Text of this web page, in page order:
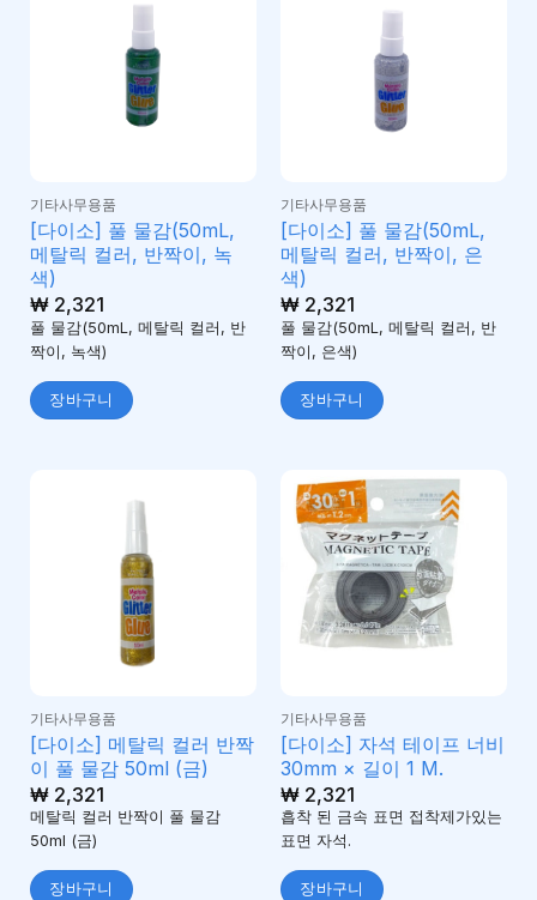
기타사무용품
[다이소] 풀 물감(50mL,
메탈릭 컬러, 반짝이, 녹
색)
₩2,321
풀 물감(50mL, 메탈릭 컬러, 반
짝이, 녹색)
장바구니
기타사무용품
[다이소] 풀 물감(50mL,
메탈릭 컬러, 반짝이, 은
색)
₩2,321
풀 물감(50mL, 메탈릭 컬러, 반
짝이, 은색)
장바구니
기타사무용품
[다이소] 메탈릭 컬러 반짝
이 풀 물감 50ml (금)
₩2,321
메탈릭 컬러 반짝이 풀 물감
50ml (금)
장바구니
기타사무용품
[다이소] 자석 테이프 너비
30mm × 길이 1 M.
₩2,321
흡착 된 금속 표면 접착제가있는
표면 자석.
장바구니